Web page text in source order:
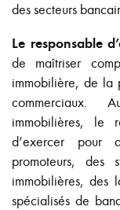
des secteurs
Le responsable
de maîtriser
immobilière, de la
commerciaux.
immobilières, le
d’exercer pour
promoteurs, des
immobilières, des
spécialisés de